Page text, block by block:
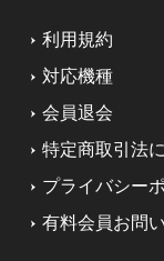
利用規約
対応機種
会員退会
特定商取引法
プライバシー
有料会員お問